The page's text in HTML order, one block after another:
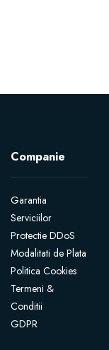
Companie
Garantia
Serviciilor
Protectie DDoS
Modalitati de Plata
Politica Cookies
Termeni &
Conditii
GDPR